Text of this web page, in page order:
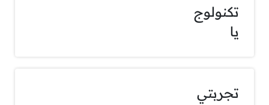
تكنولوج
يا
تجربتي